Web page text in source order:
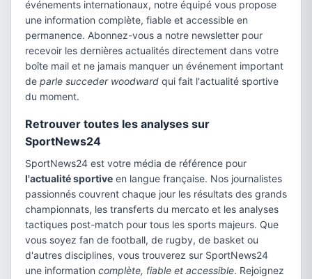
événements internationaux, notre équipé vous propose
une information complète, fiable et accessible en
permanence. Abonnez-vous a notre newsletter pour
recevoir les dernières actualités directement dans votre
boîte mail et ne jamais manquer un événement important
de parle succeder woodward qui fait l'actualité sportive
du moment.
Retrouver toutes les analyses sur
SportNews24
SportNews24 est votre média de référence pour
l'actualité sportive en langue française. Nos journalistes
passionnés couvrent chaque jour les résultats des grands
championnats, les transferts du mercato et les analyses
tactiques post-match pour tous les sports majeurs. Que
vous soyez fan de football, de rugby, de basket ou
d'autres disciplines, vous trouverez sur SportNews24
une information complète, fiable et accessible. Rejoignez